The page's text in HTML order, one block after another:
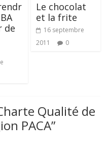
de
Le chocolat
et la frite
16 septembre
2011
0
Qualité de
PACA”